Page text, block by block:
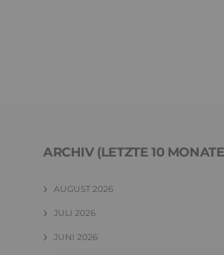
ARCHIV (LETZTE 10
AUGUST 2026
JULI 2026
JUNI 2026